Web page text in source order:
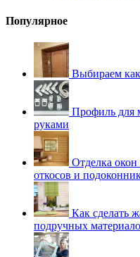
Популярное
Выбираем
Профиль для
руками
Отделка окон
откосов и
Как сделать
подручных